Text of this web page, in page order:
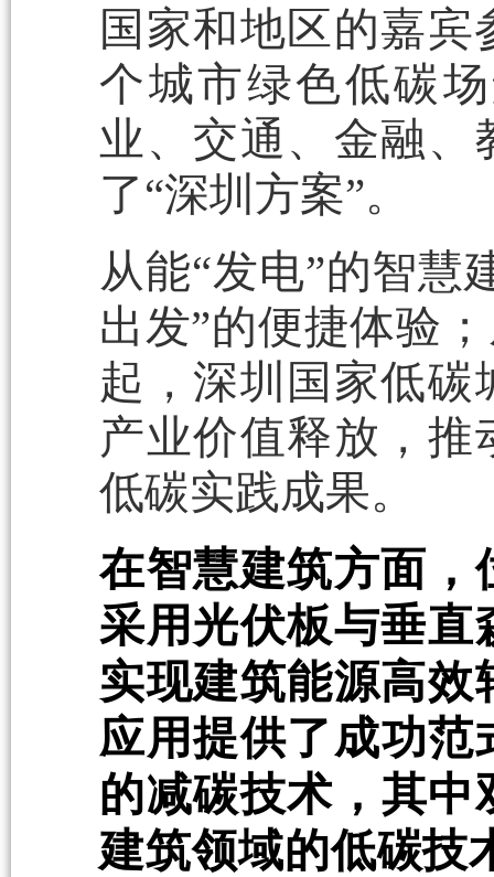
国家和地区的嘉宾
个城市绿色低碳
业、交通、金融
了“深圳方案”。
从能“发电”的智慧
出发”的便捷体验
起，深圳国家低
产业价值释放，
低碳实践成果。
在智慧建筑方面，
采用光伏板与垂直
实现建筑能源高
应用提供了成功
的减碳技术，其
建筑领域的低碳技